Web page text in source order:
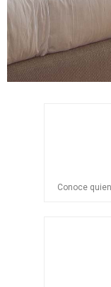
Conoce